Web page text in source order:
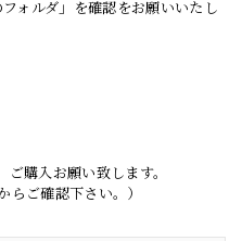
ォルダ」を確認をお願いいたし
購入お願い致します。
らご確認下さい。）